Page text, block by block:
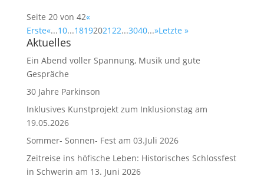
Seite 20 von 42«
Erste«...10...18192021 22...3040...»Letzte »
Aktuelles
Ein Abend voller Spannung, Musik und gute
Gespräche
30 Jahre Parkinson
Inklusives Kunstprojekt zum Inklusionstag am
19.05.2026
Sommer- Sonnen- Fest am 03.Juli 2026
Zeitreise ins höfische Leben: Historisches Schlossfest
in Schwerin am 13. Juni 2026